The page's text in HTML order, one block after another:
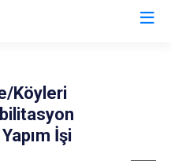
Köyleri
İşi